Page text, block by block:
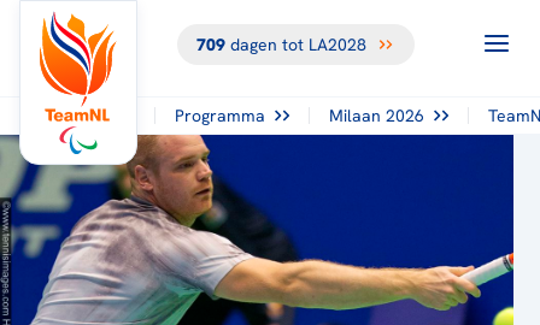
709dagen tot LA2028
Programma Milaan 2026